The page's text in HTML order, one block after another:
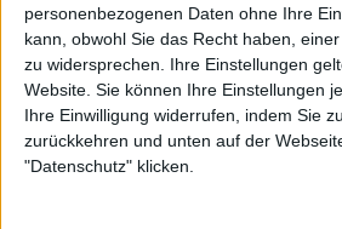
personenbezogenen Daten ohne Ihre
kann, obwohl Sie das Recht haben,
zu widersprechen. Ihre Einstellungen
Website. Sie können Ihre Einstellungen
Ihre Einwilligung widerrufen, indem Sie
zurückkehren und unten auf der
"Datenschutz" klicken.
Köln